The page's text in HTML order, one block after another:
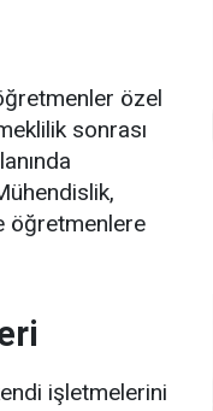
özel
sonrası
öğretmenlere
işletmelerini